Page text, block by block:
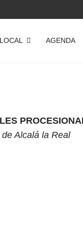
AGENDA
Alcalá la Real